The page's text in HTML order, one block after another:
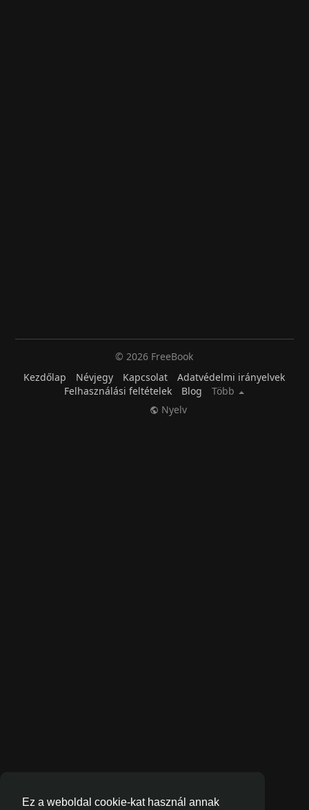
Ez a weboldal cookie-kat használ annak
© 2026 FreeBook
Kezdőlap
Névjegy Kapcsolat
Adatvédelmi irányelvek
Felhasználási feltételek
Blog
Több
Nyelv